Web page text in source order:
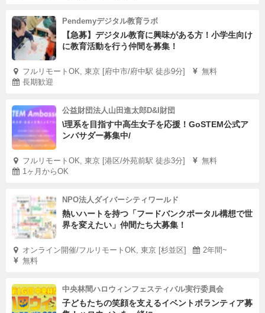
Pendemyデジタル教育ラボ
【急募】デジタル教育に興味がある方！小学生向け
に教育活動を行う仲間を募集！
フルリモートOK, 東京 [府中市/府中駅 徒歩9分]
無料
長期歓迎
公益財団法人山田進太郎D&I財団
\理系を目指す中高生女子を応援！GoSTEM公式ア
ンバサダー募集中/
フルリモートOK, 東京 [港区/外苑前駅 徒歩3分]
無料
1ヶ月からOK
NPO法人ダイバーシティワールド
熱いハートを持つ「フードバンクポータル構想で世
界を変えたい」仲間たち大募集！
オンライン開催/フルリモートOK, 東京 [杉並区]
2年間~
無料
中央林間ハロウィンフェスティバル実行委員会
子どもたちの笑顔を支えるイベントボランティア募